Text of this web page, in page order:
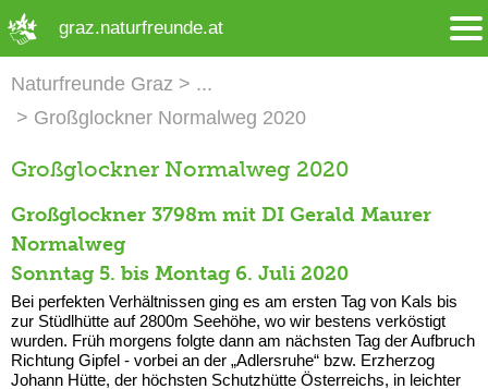
graz.naturfreunde.at
Naturfreunde Graz
Großglockner Normalweg 2020
Großglockner Normalweg 2020
Großglockner 3798m mit DI Gerald Maurer
Normalweg
Sonntag 5. bis Montag 6. Juli 2020
Bei perfekten Verhältnissen ging es am ersten Tag von Kals bis
zur Stüdlhütte auf 2800m Seehöhe, wo wir bestens verköstigt
wurden. Früh morgens folgte dann am nächsten Tag der Aufbruch
Richtung Gipfel - vorbei an der „Adlersruhe“ bzw. Erzherzog
Johann Hütte, der höchsten Schutzhütte Österreichs, in leichter